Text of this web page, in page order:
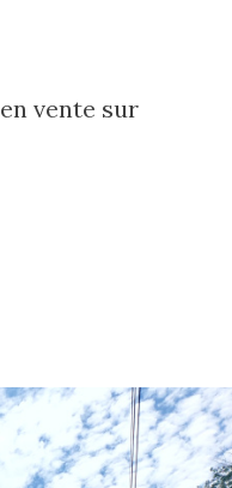
vente sur